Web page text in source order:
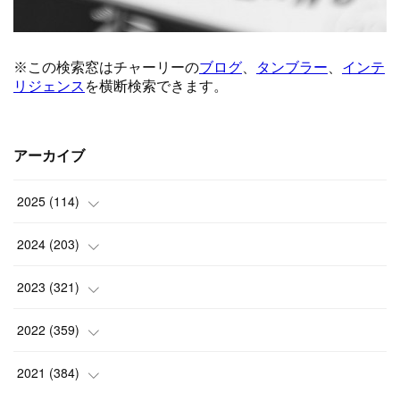
アーカイブ
2025 (114)
(1)
(8)
(6)
(9 )
2024 (203)
(24)
(10)
(18)
2023 (321)
(25)
(17)
2022 (359)
(42)
2021 (384)